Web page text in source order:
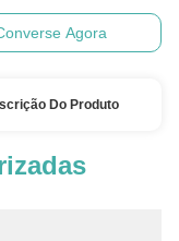
Agora
Do Produto